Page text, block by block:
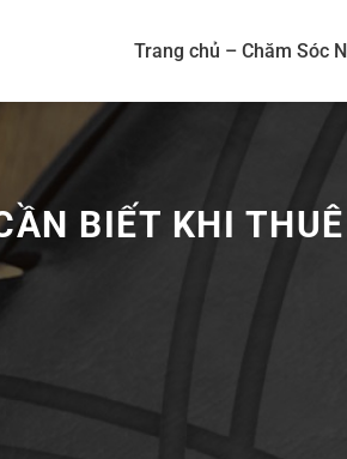
Trang chủ – Chăm Sóc
BIẾT KHI